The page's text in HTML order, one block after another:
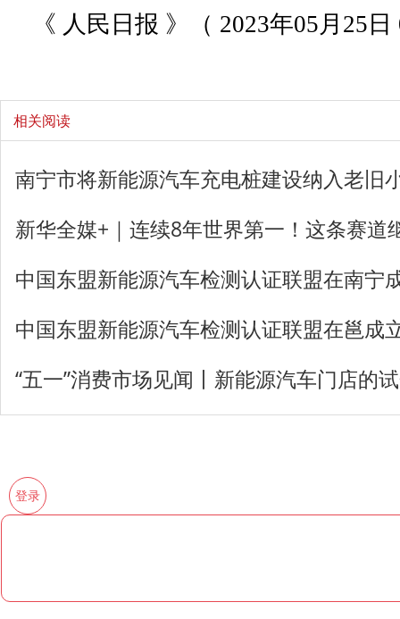
《 人民日报 》（ 2023年05月25
相关阅读
南宁市将新能源汽车充电桩建设纳入老旧
新华全媒+｜连续8年世界第一！这条赛道
中国东盟新能源汽车检测认证联盟在南宁
中国东盟新能源汽车检测认证联盟在邕成
“五一”消费市场见闻丨新能源汽车门店的
登录